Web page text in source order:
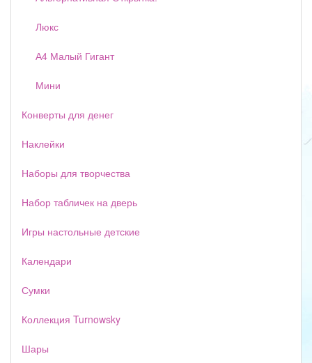
Люкс
А4 Малый Гигант
Мини
Конверты для денег
Наклейки
Наборы для творчества
Набор табличек на дверь
Игры настольные детские
Календари
Сумки
Коллекция Turnowsky
Шары